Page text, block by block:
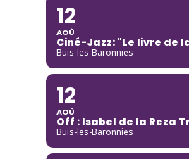
12
AOÛ
Ciné-Jazz: "Le livre de
Buis-les-Baronnies
12
AOÛ
Off : Isabel de la Reza
Buis-les-Baronnies